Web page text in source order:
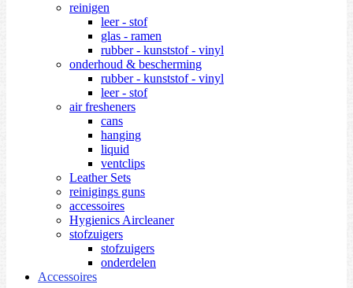
reinigen
leer - stof
glas - ramen
rubber - kunststof - vinyl
onderhoud & bescherming
rubber - kunststof - vinyl
leer - stof
air fresheners
cans
hanging
liquid
ventclips
Leather Sets
reinigings guns
accessoires
Hygienics Aircleaner
stofzuigers
stofzuigers
onderdelen
Accessoires